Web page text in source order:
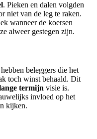
. Pieken en dalen volgden
niet van de leg te raken.
wanneer de koersen
alweer gestegen zijn.
beleggers die het
toch winst behaald. Dit
termijn visie is.
invloed op het
kijken.